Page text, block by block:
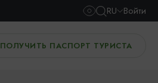
RU Войти
ПОЛУЧИТЬ ПАСПОРТ ТУРИСТА